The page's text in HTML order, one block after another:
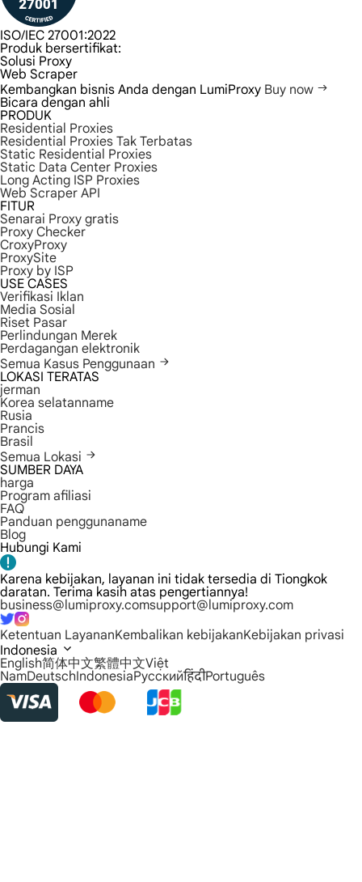
ISO/IEC 27001:2022
Produk bersertifikat:
Solusi Proxy
Web Scraper
Kembangkan bisnis Anda dengan LumiProxy Buy now
Bicara dengan ahli
PRODUK
Residential Proxies
Residential Proxies Tak Terbatas
Static Residential Proxies
Static Data Center Proxies
Long Acting ISP Proxies
Web Scraper API
FITUR
Senarai Proxy gratis
Proxy Checker
CroxyProxy
ProxySite
Proxy by ISP
USE CASES
Verifikasi Iklan
Media Sosial
Riset Pasar
Perlindungan Merek
Perdagangan elektronik
Semua Kasus Penggunaan
LOKASI TERATAS
jerman
Korea selatanname
Rusia
Prancis
Brasil
Semua Lokasi
SUMBER DAYA
harga
Program afiliasi
FAQ
Panduan penggunaname
Blog
Hubungi Kami
Karena kebijakan, layanan ini tidak tersedia di Tiongkok
daratan. Terima kasih atas pengertiannya!
business@lumiproxy.comsupport@lumiproxy.com
Ketentuan LayananKembalikan kebijakanKebijakan privasi
Indonesia
English简体中文繁體中文Việt
NamDeutschIndonesiaРусскийहिंदीPortuguês